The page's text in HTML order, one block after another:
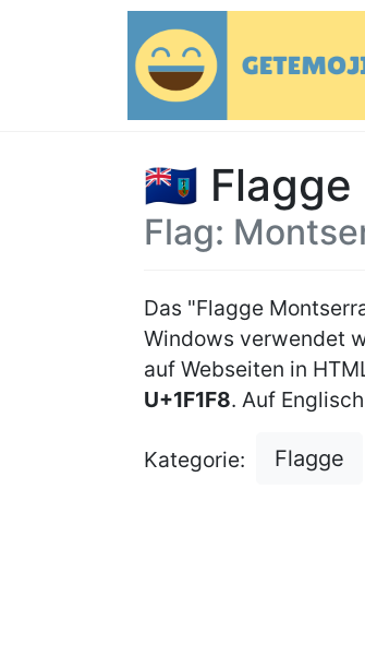
🇲🇸
Flag:
Das "Flagge
Windows verwendet
auf Webseiten in
U+1F1F8. Auf
Kategorie: Flagge